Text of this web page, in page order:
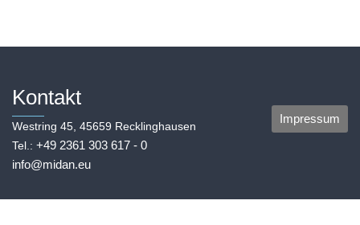
Impressum
Kontakt
Westring 45, 45659 Recklinghausen
Tel.: +49 2361 303 617 - 0
info@midan.eu